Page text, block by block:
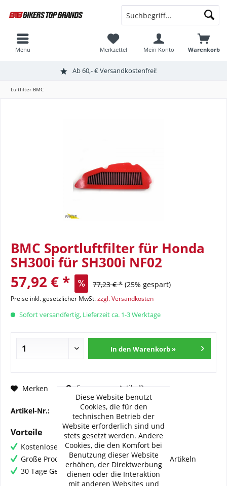
Ab 60,- € Versandkostenfrei!
Warenkorb
Merkzettel Mein Konto
Menü
Luftfilter BMC
BMC Sportluftfilter für Honda
SH300i für SH300i NF02
57,92 € * 77,23 € * (25% gespart)
Preise inkl. gesetzlicher MwSt.zzgl. Versandkosten
Sofort versandfertig, Lieferzeit ca. 1-3 Werktage
In den Warenkorb »
Merken Fragen zum Artikel?
Artikel-Nr.: BMC-FM-636-04
Vorteile
Kostenloser Versand ab € 60,- Bestellwert
Große Produktauswahl mit mehr als 80.000 Artikeln
30 Tage Geld-Zurück-Garantie
Diese Website benutzt
Cookies, die für den
technischen Betrieb der
Website erforderlich sind und
stets gesetzt werden. Andere
Cookies, die den Komfort bei
Benutzung dieser Website
erhöhen, der Direktwerbung
dienen oder die Interaktion
mit anderen Websites und